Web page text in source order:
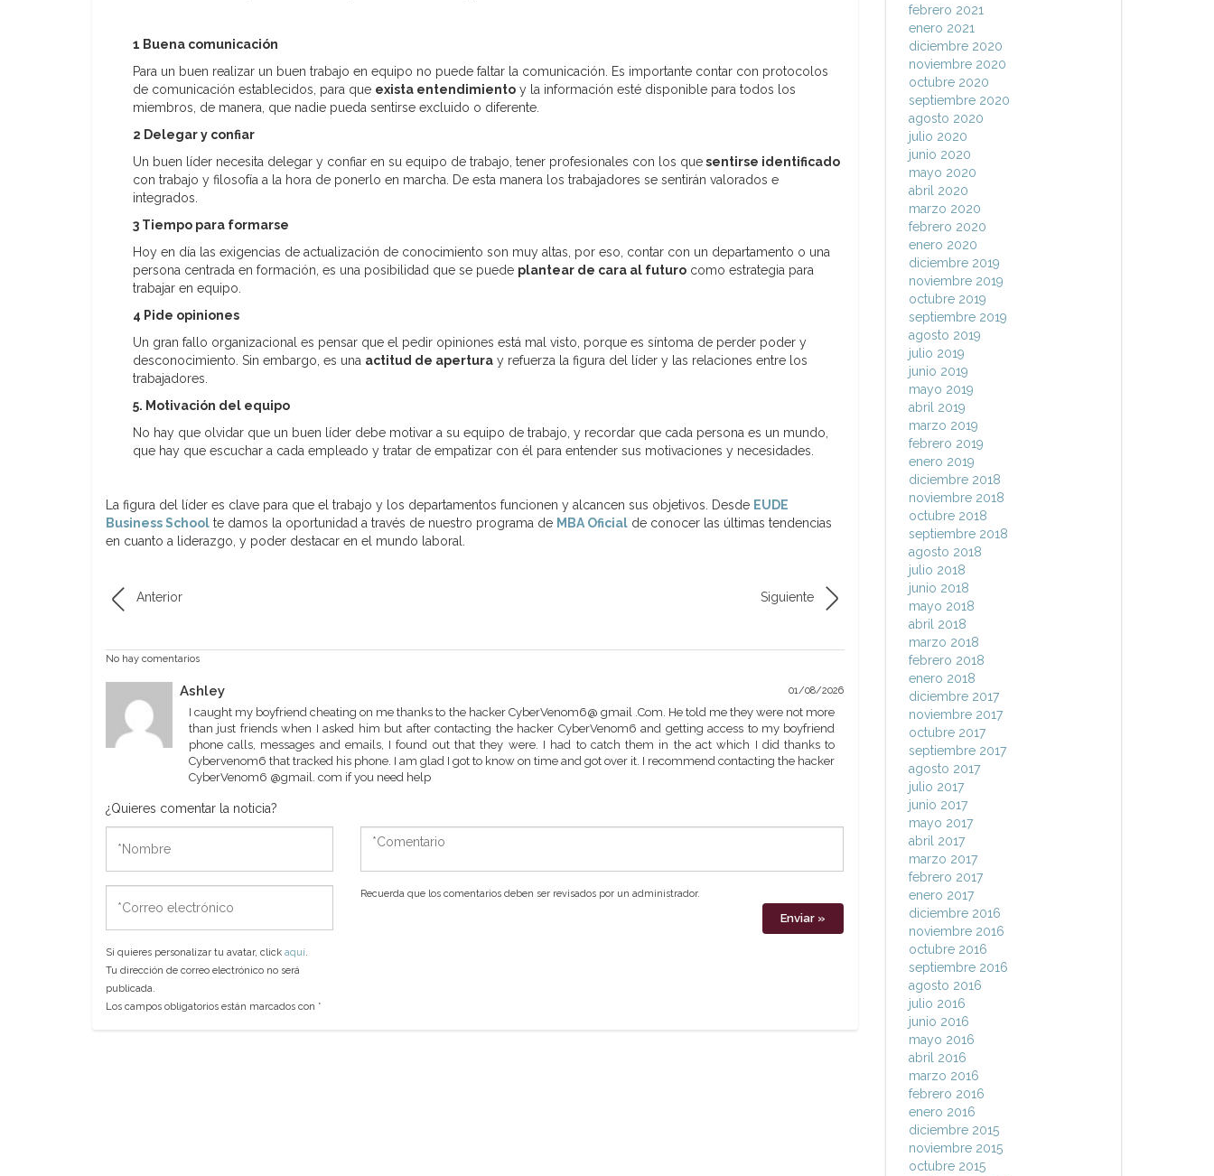
1 Buena comunicación
Para un buen realizar un buen trabajo en equipo no puede faltar la comunicación. Es importante contar con protocolos
de comunicación establecidos, para que exista entendimiento y la información esté disponible para todos los
miembros, de manera, que nadie pueda sentirse excluido o diferente.
2 Delegar y confiar
Un buen líder necesita delegar y confiar en su equipo de trabajo, tener profesionales con los quesentirse identificado
con trabajo y filosofía a la hora de ponerlo en marcha. De esta manera los trabajadores se sentirán valorados e
integrados.
3 Tiempo para formarse
Hoy en día las exigencias de actualización de conocimiento son muy altas, por eso, contar con un departamento o una
persona centrada en formación, es una posibilidad que se puede plantear de cara al futuro como estrategia para
trabajar en equipo.
4 Pide opiniones
Un gran fallo organizacional es pensar que el pedir opiniones está mal visto, porque es síntoma de perder poder y
desconocimiento. Sin embargo, es una actitud de apertura y refuerza la figura del líder y las relaciones entre los
trabajadores.
5. Motivación del equipo
No hay que olvidar que un buen líder debe motivar a su equipo de trabajo, y recordar que cada persona es un mundo,
que hay que escuchar a cada empleado y tratar de empatizar con él para entender sus motivaciones y necesidades.
La figura del líder es clave para que el trabajo y los departamentos funcionen y alcancen sus objetivos. Desde EUDE
Business School te damos la oportunidad a través de nuestro programa de MBA Oficial de conocer las últimas tendencias
en cuanto a liderazgo, y poder destacar en el mundo laboral.
Anterior Siguiente
No hay comentarios
Ashley 01/08/2026
I caught my boyfriend cheating on me thanks to the hacker CyberVenom6@ gmail .Com. He told me they were not more
than just friends when I asked him but after contacting the hacker CyberVenom6 and getting access to my boyfriend
phone calls, messages and emails, I found out that they were. I had to catch them in the act which I did thanks to
Cybervenom6 that tracked his phone. I am glad I got to know on time and got over it. I recommend contacting the hacker
CyberVenom6 @gmail. com if you need help
¿Quieres comentar la noticia?
electrónico
Si quieres personalizar tu avatar, click aquí.
Tu dirección de correo electrónico no será
publicada.
Los campos obligatorios están marcados con *
*Comentario
Recuerda que los comentarios deben ser revisados por un administrador.
febrero 2021
enero 2021
diciembre 2020
noviembre 2020
octubre 2020
septiembre 2020
agosto 2020
julio 2020
junio 2020
mayo 2020
abril 2020
marzo 2020
febrero 2020
enero 2020
diciembre 2019
noviembre 2019
octubre 2019
septiembre 2019
agosto 2019
julio 2019
junio 2019
mayo 2019
abril 2019
marzo 2019
febrero 2019
enero 2019
diciembre 2018
noviembre 2018
octubre 2018
septiembre 2018
agosto 2018
julio 2018
junio 2018
mayo 2018
abril 2018
marzo 2018
febrero 2018
enero 2018
diciembre 2017
noviembre 2017
octubre 2017
septiembre 2017
agosto 2017
julio 2017
junio 2017
mayo 2017
abril 2017
marzo 2017
febrero 2017
enero 2017
diciembre 2016
noviembre 2016
octubre 2016
septiembre 2016
agosto 2016
julio 2016
junio 2016
mayo 2016
abril 2016
marzo 2016
febrero 2016
enero 2016
diciembre 2015
noviembre 2015
octubre 2015